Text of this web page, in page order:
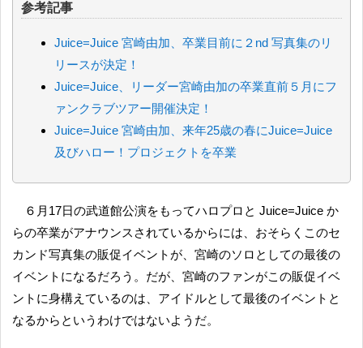
参考記事
Juice=Juice 宮崎由加、卒業目前に２nd 写真集のリ
リースが決定！
Juice=Juice、リーダー宮崎由加の卒業直前５月にフ
ァンクラブツアー開催決定！
Juice=Juice 宮崎由加、来年25歳の春にJuice=Juice
及びハロー！プロジェクトを卒業
６月17日の武道館公演をもってハロプロと Juice=Juice か
らの卒業がアナウンスされているからには、おそらくこのセ
カンド写真集の販促イベントが、宮崎のソロとしての最後の
イベントになるだろう。だが、宮崎のファンがこの販促イベ
ントに身構えているのは、アイドルとして最後のイベントと
なるからというわけではないようだ。